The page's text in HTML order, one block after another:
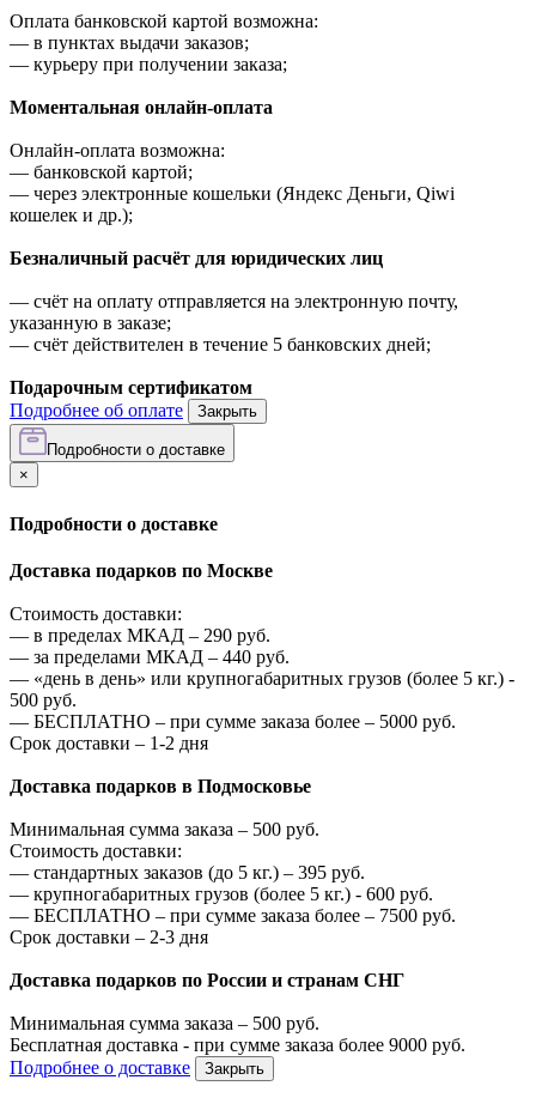
Оплата банковской картой возможна:
— в пунктах выдачи заказов;
— курьеру при получении заказа;
Моментальная онлайн-оплата
Онлайн-оплата возможна:
— банковской картой;
— через электронные кошельки (Яндекс Деньги, Qiwi
кошелек и др.);
Безналичный расчёт для юридических лиц
— счёт на оплату отправляется на электронную почту,
указанную в заказе;
— счёт действителен в течение 5 банковских дней;
Подарочным сертификатом
Подробнее об оплате
Закрыть
Подробности о доставке
×
Подробности о доставке
Доставка подарков по Москве
Стоимость доставки:
— в пределах МКАД – 290 руб.
— за пределами МКАД – 440 руб.
— «день в день» или крупногабаритных грузов (более 5 кг.) -
500 руб.
— БЕСПЛАТНО – при сумме заказа более – 5000 руб.
Срок доставки – 1-2 дня
Доставка подарков в Подмосковье
Минимальная сумма заказа – 500 руб.
Стоимость доставки:
— стандартных заказов (до 5 кг.) – 395 руб.
— крупногабаритных грузов (более 5 кг.) - 600 руб.
— БЕСПЛАТНО – при сумме заказа более – 7500 руб.
Срок доставки – 2-3 дня
Доставка подарков по России и странам СНГ
Минимальная сумма заказа – 500 руб.
Бесплатная доставка - при сумме заказа более 9000 руб.
Подробнее о доставке
Закрыть